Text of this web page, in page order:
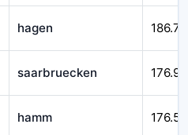
hagen
saarbruecken
hamm